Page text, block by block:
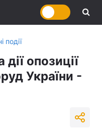
події
опозиції
України -